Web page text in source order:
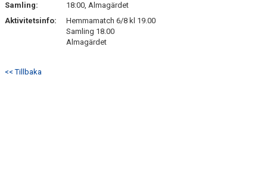
Samling:
18:00, Almagärdet
Aktivitetsinfo:
Hemmamatch 6/8 kl 19.00
Samling 18.00
Almagärdet
<< Tillbaka